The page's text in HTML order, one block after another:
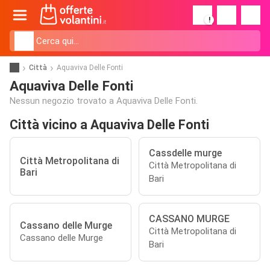
!
Città Aquaviva Delle Fonti
Aquaviva Delle Fonti
Nessun negozio trovato a Aquaviva Delle Fonti.
Città vicino a Aquaviva Delle Fonti
Città Metropolitana di
Bari
Cassdelle murge
Città Metropolitana di
Bari
Cassano delle Murge
Cassano delle Murge
CASSANO MURGE
Città Metropolitana di
Bari